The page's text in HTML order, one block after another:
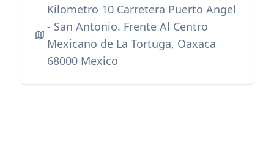
Kilometro 10 Carretera Puerto Angel
- San Antonio. Frente Al Centro
Mexicano de La Tortuga, Oaxaca
68000 Mexico